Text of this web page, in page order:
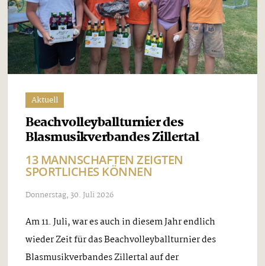
Aktuell
Beachvolleyballturnier des
Blasmusikverbandes Zillertal
13 MANNSCHAFTEN ZEIGTEN
SPORTLICHES KÖNNEN
Donnerstag, 30. Juli 2026
Am 11. Juli, war es auch in diesem Jahr endlich
wieder Zeit für das Beachvolleyballturnier des
Blasmusikverbandes Zillertal auf der